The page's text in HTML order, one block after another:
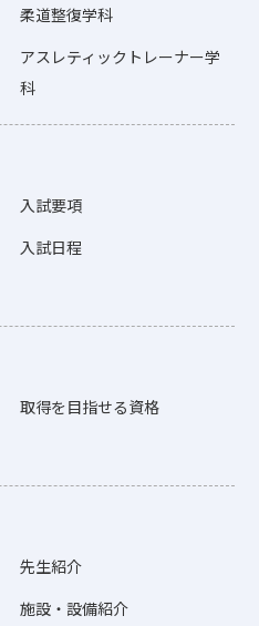
柔道整復学科
アスレティックトレーナー学
科
入試要項
入試日程
取得を目指せる資格
先生紹介
施設・設備紹介